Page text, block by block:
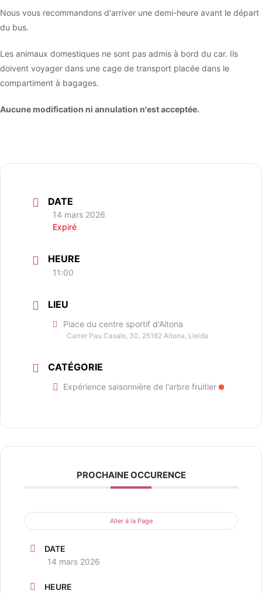
Nous vous recommandons d'arriver une demi-heure avant le départ
du bus.
Les animaux domestiques ne sont pas admis à bord du car. Ils
doivent voyager dans une cage de transport placée dans le
compartiment à bagages.
Aucune modification ni annulation n'est acceptée.
DATE
14 mars 2026
Expiré
HEURE
11:00
LIEU
Place du centre sportif d'Aitona
Carrer Pau Casals, 30, 25182 Aitona, Lleida
CATÉGORIE
Expérience saisonnière de l'arbre fruitier
PROCHAINE OCCURENCE
Aller à la Page
DATE
14 mars 2026
HEURE